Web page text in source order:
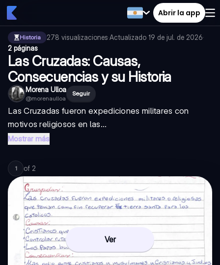
Abrir la app
Historia 278 visualizaciones·Actualizado 19 de jul. de 2026·
2 páginas
Las Cruzadas: Causas,
Consecuencias y su Historia
Morena Ulloa
@morenaulloa
Seguir
Las Cruzadas fueron expediciones militares con
motivos religiosos en las...
Mostrar más
1 of 2
Ver